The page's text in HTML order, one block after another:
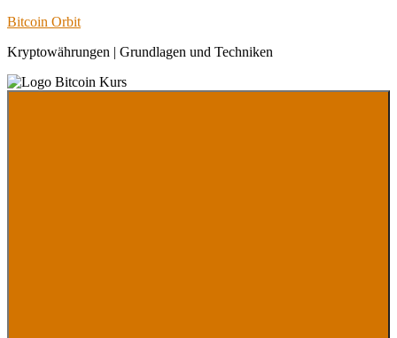
Zum
springen
Bitcoin Orbit
Kryptowährungen | Grundlagen und Techniken